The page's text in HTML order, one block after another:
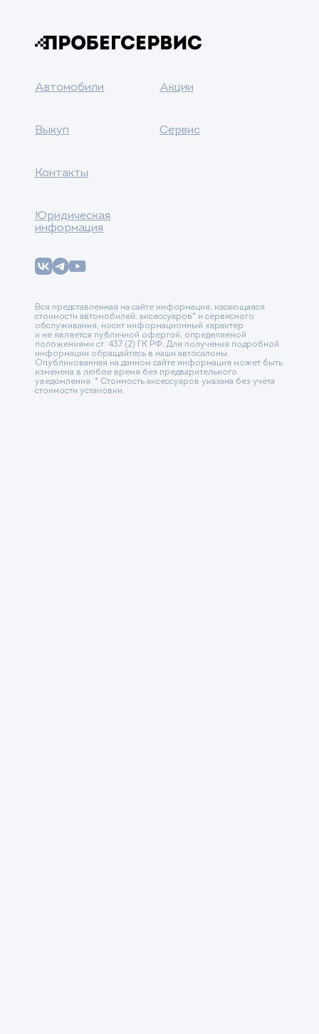
Автомобили
Выкуп
Акции
Сервис
Контакты
Юридическая
информация
Вся представленная на сайте информация, касающаяся
стоимости автомобилей, аксессуаров* и сервисного
обслуживания, носит информационный характер
и не является публичной офертой, определяемой
положениями ст. 437 (2) ГК РФ. Для получения подробной
информации обращайтесь в наши автосалоны.
Опубликованная на данном сайте информация может быть
изменена в любое время без предварительного
уведомления. * Стоимость аксессуаров указана без учёта
стоимости установки.